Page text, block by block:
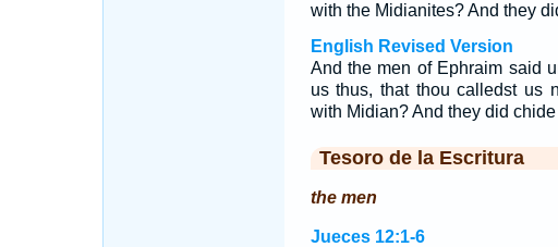
with the Midianites? And they
English Revised Version
And the men of Ephraim said
us thus, that thou calledst us
with Midian? And they did
Tesoro de la Escritura
the men
Jueces 12:1-6